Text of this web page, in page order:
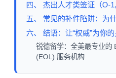
四、 杰出人才类签证（O-
五、 常见的补件陷阱：为
六、 结语：让“权威”为你
锐德留学：全美最专业的
(EOL) 服务机构